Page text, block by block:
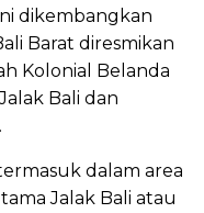
dikembangkan
Barat diresmikan
Kolonial Belanda
Bali dan
dalam area
Jalak Bali atau